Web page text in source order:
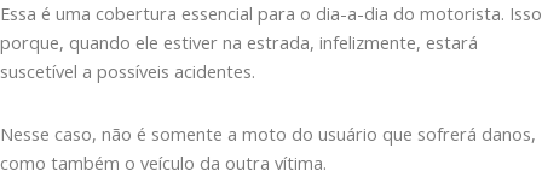
Essa é uma cobertura essencial para o dia-a-dia do motorista. Isso
porque, quando ele estiver na estrada, infelizmente, estará
suscetível a possíveis acidentes.
Nesse caso, não é somente a moto do usuário que sofrerá danos,
como também o veículo da outra vítima.